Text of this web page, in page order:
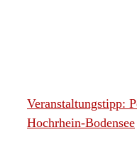
Veranstaltungstipp:
Hochrhein-Bodensee